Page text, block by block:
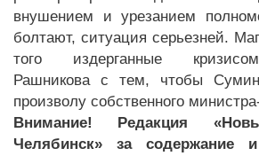
внушением и урезанием
болтают, ситуация серьезней.
того издерганные
Рашникова с тем, чтобы
произволу собственного
Внимание! Редакция
Челябинск» за содержание и